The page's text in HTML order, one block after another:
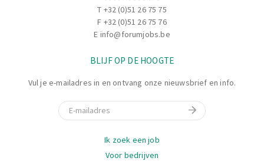
T +32 (0)51 26 75 75
F +32 (0)51 26 75 76
E info@forumjobs.be
BLIJF OP DE HOOGTE
Vul je e-mailadres in en ontvang onze nieuwsbrief en info.
E-mail
Ik zoek een job
Voor bedrijven